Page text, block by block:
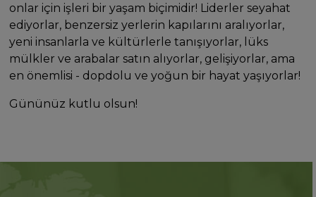
onlar için işleri bir yaşam biçimidir! Liderler seyahat
ediyorlar, benzersiz yerlerin kapılarını aralıyorlar,
yeni insanlarla ve kültürlerle tanışıyorlar, lüks
mülkler ve arabalar satın alıyorlar, gelişiyorlar, ama
en önemlisi - dopdolu ve yoğun bir hayat yaşıyorlar!
Gününüz kutlu olsun!